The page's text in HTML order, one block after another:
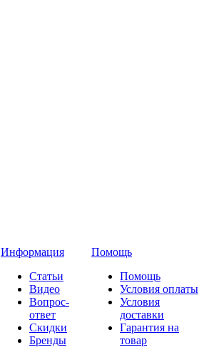
Информация
Статьи
Видео
Вопрос-
ответ
Скидки
Бренды
Помощь
Помощь
Условия оплаты
Условия
доставки
Гарантия на
товар